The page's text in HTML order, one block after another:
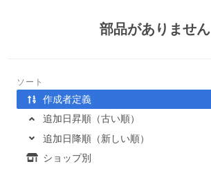
部品がありません
ソート
作成者定義
追加日昇順（古い順）
追加日降順（新しい順）
ショップ別